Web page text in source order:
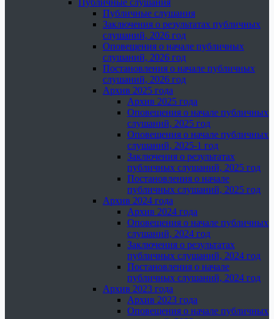
Публичные слушания
Публичные слушания
Заключения о результатах публичных
слушаний, 2026 год
Оповещения о начале публичных
слушаний, 2026 год
Постановления о начале публичных
слушаний, 2026 год
Архив 2025 года
Архив 2025 года
Оповещения о начале публичных
слушаний, 2025 год
Оповещения о начале публичных
слушаний, 2025-1 год
Заключения о результатах
публичных слушаний, 2025 год
Постановления о начале
публичных слушаний, 2025 год
Архив 2024 года
Архив 2024 года
Оповещения о начале публичных
слушаний, 2024 год
Заключения о результатах
публичных слушаний, 2024 год
Постановления о начале
публичных слушаний, 2024 год
Архив 2023 года
Архив 2023 года
Оповещения о начале публичных